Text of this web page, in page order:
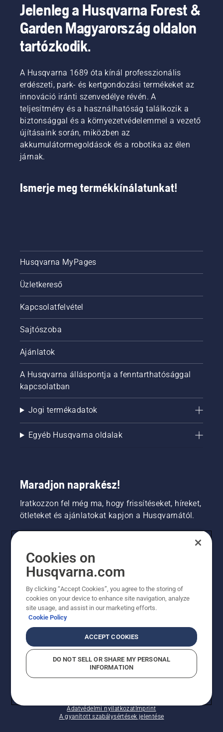
Jelenleg a Husqvarna Forest &
Garden Magyarország oldalon
tartózkodik.
A Husqvarna 1689 óta kínál professzionális
erdészeti, park- és kertgondozási termékeket az
innováció iránti szenvedélye révén. A
teljesítmény és a használhatóság találkozik a
biztonsággal és a környezetvédelemmel a vezető
újításaink során, miközben az
akkumulátormegoldások és a robotika az élen
járnak.
Ismerje meg termékkínálatunkat!
Husqvarna MyPages
Üzletkereső
Kapcsolatfelvétel
Sajtószoba
Ajánlatok
A Husqvarna álláspontja a fenntarthatósággal
kapcsolatban
Jogi termékadatok
Egyéb Husqvarna oldalak
Maradjon naprakész!
Iratkozzon fel még ma, hogy frissítéseket, híreket,
ötleteket és ajánlatokat kapjon a Husqvarnától.
PROFESSZIONÁLIS
Adatvédelmi nyilatkozat Imprint
A gyanított szabálysértések jelentése
Cookies on
Husqvarna.com
By clicking “Accept Cookies”, you agree to the storing of
cookies on your device to enhance site navigation, analyze
site usage, and assist in our marketing efforts.
Cookie Policy
ACCEPT COOKIES
DO NOT SELL OR SHARE MY PERSONAL
INFORMATION